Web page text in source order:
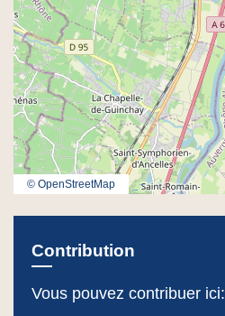
© OpenStreetMap
Contribution
Vous pouvez contribuer ici: